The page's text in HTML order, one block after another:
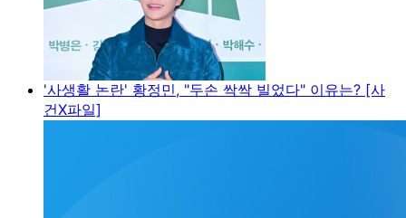
'사생활 논란' 황정민, "두손 싹싹 빌었다" 이유는? [사
건X파일]